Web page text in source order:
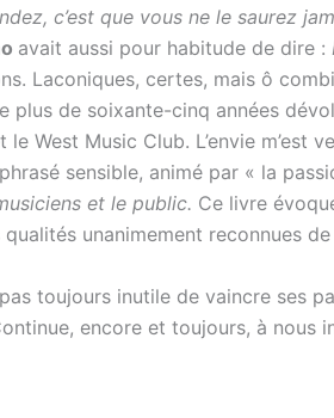
c’est que vous ne le saurez
avait aussi pour habitude de dire :
Laconiques, certes, mais ô
plus de soixante-cinq années
West Music Club. L’envie m’est
sensible, animé par « la
et le public. Ce livre
unanimement reconnues
toujours inutile de vaincre ses
encore et toujours, à nous